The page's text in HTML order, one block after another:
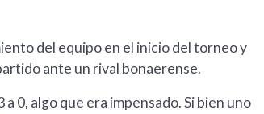
del equipo en el inicio del torneo y
ante un rival bonaerense.
0, algo que era impensado. Si bien uno